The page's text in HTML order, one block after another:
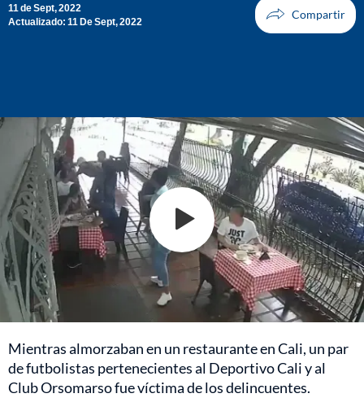
11 de Sept, 2022
Actualizado: 11 De Sept, 2022
Mientras almorzaban en un restaurante en Cali, un par
de futbolistas pertenecientes al Deportivo Cali y al
Club Orsomarso fue víctima de los delincuentes.